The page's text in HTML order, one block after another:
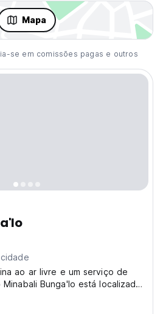
Mapa
se em comissões pagas e outros
ao ar livre e um serviço de
Bunga'lo está localizado